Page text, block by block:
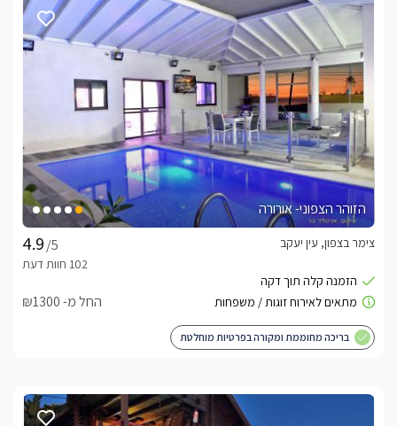
הזוהר הצפוני- אורורה
/5
צימר בצפון, עין יעקב
החל מ- ₪1300
בריכה מחוממת ומקורה בפרטיות מוחלטת